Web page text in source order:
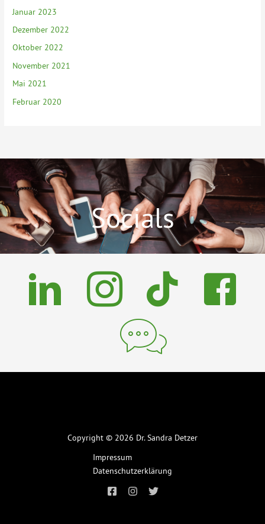
Januar 2023
Dezember 2022
Oktober 2022
November 2021
Mai 2021
Februar 2020
Socials
Copyright © 2026 Dr. Sandra Detzer
Impressum
Datenschutzerklärung